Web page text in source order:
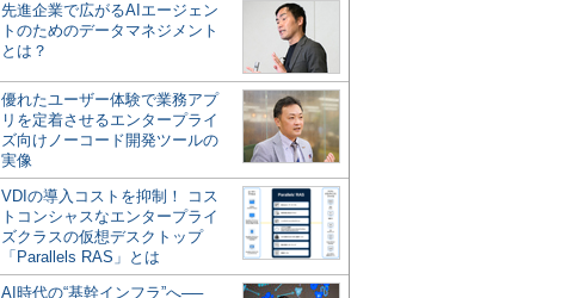
先進企業で広がるAIエージェン
トのためのデータマネジメント
とは？
優れたユーザー体験で業務アプ
リを定着させるエンタープライ
ズ向けノーコード開発ツールの
実像
VDIの導入コストを抑制！ コス
トコンシャスなエンタープライ
ズクラスの仮想デスクトップ
「Parallels RAS」とは
AI時代の“基幹インフラ”へ──